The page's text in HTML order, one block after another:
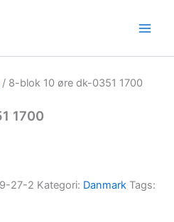
/ 8-blok 10 øre dk-0351 1700
1700
27-2 Kategori: Danmark Tags: